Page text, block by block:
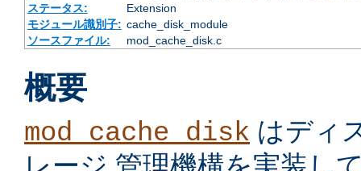
ステータス:
Extension
モジュール識別子: cache_disk_module
ソースファイル:
mod_cache_disk.c
概要
mod_cache_disk はディ